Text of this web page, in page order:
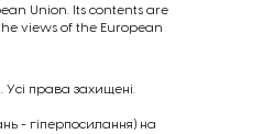
Union. Its contents are
views of the European
Усі права захищені.
- гіперпосилання) на